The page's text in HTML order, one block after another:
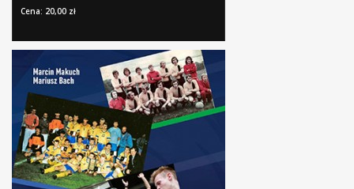
Cena: 20,00 zł